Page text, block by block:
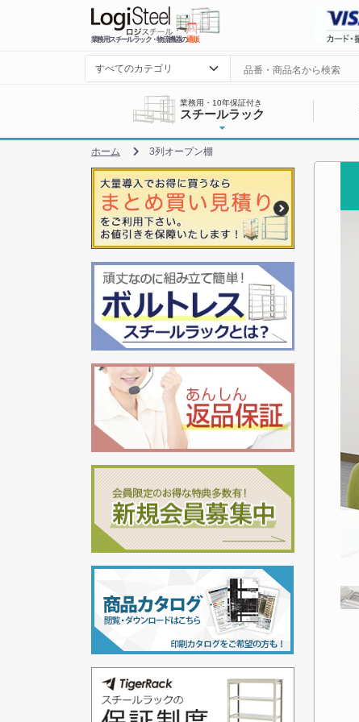
業務用スチールラック・物流機器の通販
業務用・10年保証付き
スチールラック
ホーム 3列オープン棚